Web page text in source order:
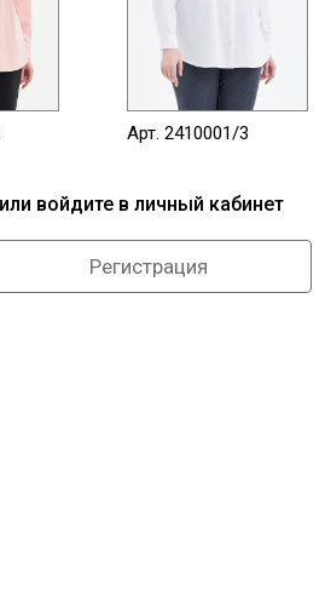
Арт. 2410001/3
войдите в личный кабинет
Регистрация